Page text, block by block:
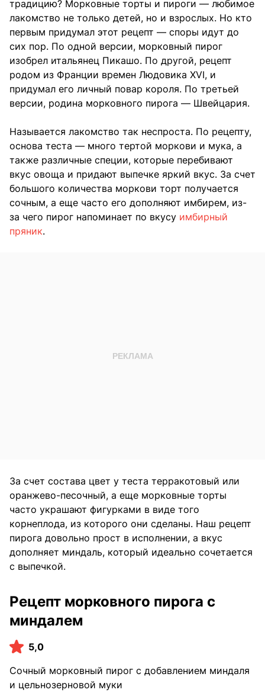
традицию? Морковные торты и пироги — любимое
лакомство не только детей, но и взрослых. Но кто
первым придумал этот рецепт — споры идут до
сих пор. По одной версии, морковный пирог
изобрел итальянец Пикашо. По другой, рецепт
родом из Франции времен Людовика XVI, и
придумал его личный повар короля. По третьей
версии, родина морковного пирога — Швейцария.
Называется лакомство так неспроста. По рецепту,
основа теста — много тертой моркови и мука, а
также различные специи, которые перебивают
вкус овоща и придают выпечке яркий вкус. За счет
большого количества моркови торт получается
сочным, а еще часто его дополняют имбирем, из-
за чего пирог напоминает по вкусу имбирный
пряник.
За счет состава цвет у теста терракотовый или
оранжево-песочный, а еще морковные торты
часто украшают фигурками в виде того
корнеплода, из которого они сделаны. Наш рецепт
пирога довольно прост в исполнении, а вкус
дополняет миндаль, который идеально сочетается
с выпечкой.
Рецепт морковного пирога с
миндалем
5,0
Сочный морковный пирог с добавлением миндаля
и цельнозерновой муки